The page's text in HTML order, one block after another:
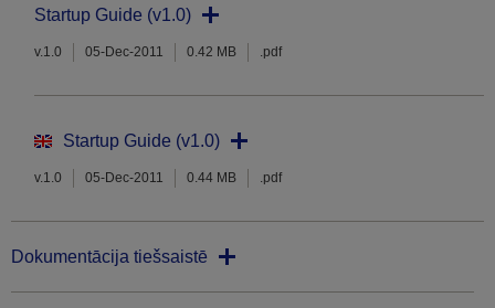
Startup Guide (v1.0)
v.1.0 05-Dec-2011 0.42 MB .pdf
Startup Guide (v1.0)
v.1.0 05-Dec-2011 0.44 MB .pdf
Dokumentācija tiešsaistē